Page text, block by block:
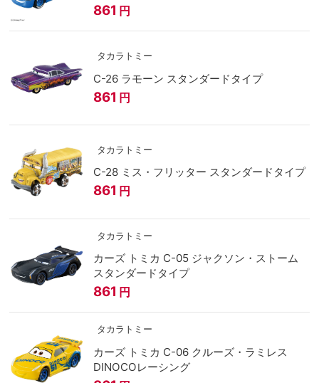
861 円
タカラトミー
C-26 ラモーン スタンダードタイプ
861 円
タカラトミー
C-28 ミス・フリッター スタンダードタイプ
861 円
タカラトミー
カーズ トミカ C-05 ジャクソン・ストーム
スタンダードタイプ
861 円
タカラトミー
カーズ トミカ C-06 クルーズ・ラミレス
DINOCOレーシング